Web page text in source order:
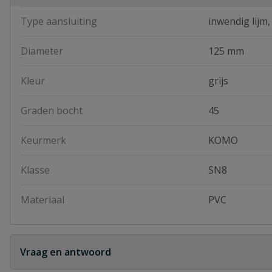
Type aansluiting inwendig
Diameter 125 mm
Kleur grijs
Graden bocht 45
Keurmerk KOMO
Klasse SN8
Materiaal PVC
Vraag en antwoord